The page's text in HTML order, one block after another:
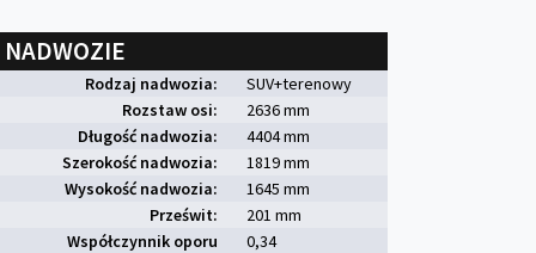
NADWOZIE
Rodzaj nadwozia:
SUV+terenowy
Rozstaw osi:
2636 mm
Długość nadwozia:
4404 mm
Szerokość nadwozia:
1819 mm
Wysokość nadwozia:
1645 mm
Prześwit:
201 mm
Współczynnik oporu
0,34